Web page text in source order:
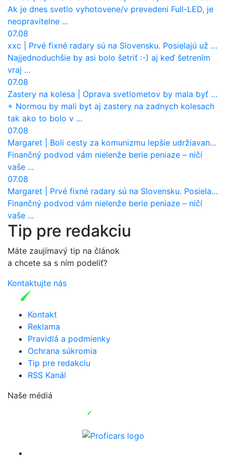
Ak je dnes svetlo vyhotovene/v prevedeni Full-LED, je
neopravitelne ...
07.08
xxc
Prvé fixné radary sú na Slovensku. Posielajú už pokuty? Ukáže ich Waze?
Najjednoduchšie by asi bolo šetriť :-) aj keď šetrením
vraj ...
07.08
Zastery na kolesa
Oprava svetlometov by mala byť normou. Jeden nový dnes stojí priemerne 1251 eur!
+ Normou by mali byt aj zastery na zadnych kolesach
tak ako to bolo v ...
07.08
Margaret
Boli cesty za komunizmu lepšie udržiavané ako dnes?
Finančný podvod vám nielenže berie peniaze – ničí
vaše ...
07.08
Margaret
Prvé fixné radary sú na Slovensku. Posielajú už pokuty? Ukáže ich Waze?
Finančný podvod vám nielenže berie peniaze – ničí
vaše ...
Tip pre redakciu
Máte zaujímavý tip na článok
a chcete sa s ním podeliť?
Kontaktujte nás
Kontakt
Reklama
Pravidlá a podmienky
Ochrana súkromia
Tip pre redakciu
RSS Kanál
Naše médiá